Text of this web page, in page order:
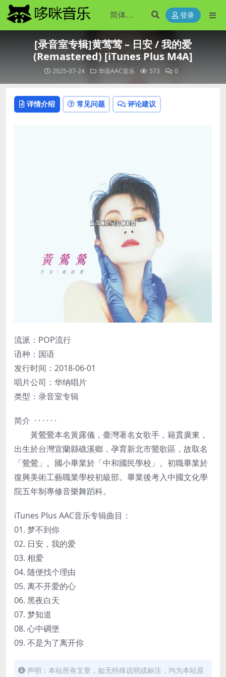
登录
[录音室专辑]黄莺莺 – 日安 / 我的爱
(Remastered) [iTunes Plus M4A]
2025-07-24 华语AAC音乐 573 0
详情介绍 常见问题 评论建议
流派：POP流行
语种：国语
发行时间：2018-06-01
唱片公司：华纳唱片
类型：录音室专辑
简介 · · · · · ·
黃鶯鶯本名黃露儀，臺灣著名女歌手，籍貫廣東，
出生於台灣宜蘭縣礁溪鄉，孕育新北市鶯歌區，故取名
「鶯鶯」。國小畢業於「中和國民學校」。初職畢業於
復興美術工藝職業學校初級部。畢業後考入中國文化學
院五年制專修音樂舞蹈科。
iTunes Plus AAC音乐专辑曲目：
01. 梦不到你
02. 日安，我的爱
03. 相爱
04. 随便找个理由
05. 离不开爱的心
06. 黑夜白天
07. 梦知道
08. 心中碉堡
09. 不是为了离开你
声明：本站所有文章，如无特殊说明或标注，均为本站原